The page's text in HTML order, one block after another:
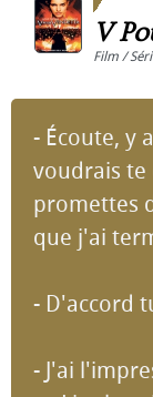
V
Film /
- Écoute, y
voudrais te
promettes
que j'ai
- D'accord
- J'ai